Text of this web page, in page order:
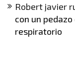
Robert javier
con un
respiratorio